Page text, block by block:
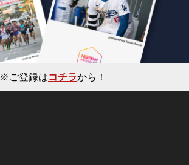
※ご登録はコチラから！